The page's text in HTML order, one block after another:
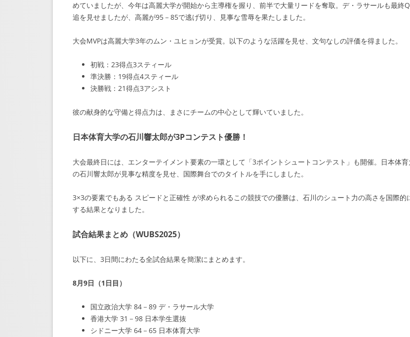
めていましたが、今年は高麗大学が開始から主導権を握り、前半で大量リードを奪取。デ・ラサールも最終
追を見せましたが、高麗が95－85で逃げ切り、見事な雪辱を果たしました。
大会MVPは高麗大学3年のムン・ユヒョンが受賞。以下のような活躍を見せ、文句なしの評価を得ました。
初戦：23得点3スティール
準決勝：19得点4スティール
決勝戦：21得点3アシスト
彼の献身的な守備と得点力は、まさにチームの中心として輝いていました。
日本体育大学の石川響太郎が3Pコンテスト優勝！
大会最終日には、エンターテイメント要素の一環として「3ポイントシュートコンテスト」も開催。日本体
の石川響太郎が見事な精度を見せ、国際舞台でのタイトルを手にしました。
3×3の要素でもある スピードと正確性 が求められるこの競技での優勝は、石川のシュート力の高さを国際的
する結果となりました。
試合結果まとめ（WUBS2025）
以下に、3日間にわたる全試合結果を簡潔にまとめます。
8月9日（1日目）
国立政治大学 84－89 デ・ラサール大学
香港大学 31－98 日本学生選抜
シドニー大学 64－65 日本体育大学